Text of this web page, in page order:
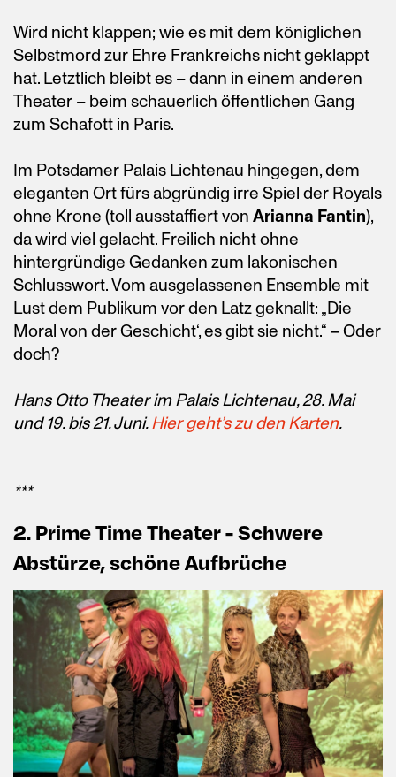
Wird nicht klappen; wie es mit dem königlichen
Selbstmord zur Ehre Frankreichs nicht geklappt
hat. Letztlich bleibt es – dann in einem anderen
Theater – beim schauerlich öffentlichen Gang
zum Schafott in Paris.
Im Potsdamer Palais Lichtenau hingegen, dem
eleganten Ort fürs abgründig irre Spiel der Royals
ohne Krone (toll ausstaffiert vonArianna Fantin),
da wird viel gelacht. Freilich nicht ohne
hintergründige Gedanken zum lakonischen
Schlusswort. Vom ausgelassenen Ensemble mit
Lust dem Publikum vor den Latz geknallt: „Die
Moral von der Geschicht‘, es gibt sie nicht.“ – Oder
doch?
Hans Otto Theater im Palais Lichtenau, 28. Mai
und 19. bis 21. Juni.Hier geht’s zu den Karten.
***
2. Prime Time Theater - Schwere
Abstürze, schöne Aufbrüche